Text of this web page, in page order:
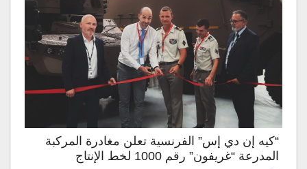
“كيه إن دي إس” الفرنسية تعلن مغادرة المركبة
المدرعة “غريفون” رقم 1000 لخط الإنتاج